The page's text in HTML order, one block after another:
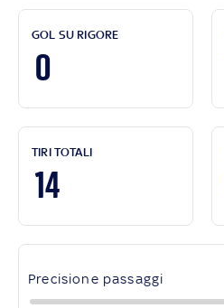
GOL SU RIGORE
0
TIRI TOTALI
14
Precisione passaggi